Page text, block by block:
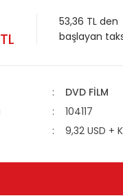
53,36 TL den
başlayan
DVD FİLM
104117
9,32 USD +